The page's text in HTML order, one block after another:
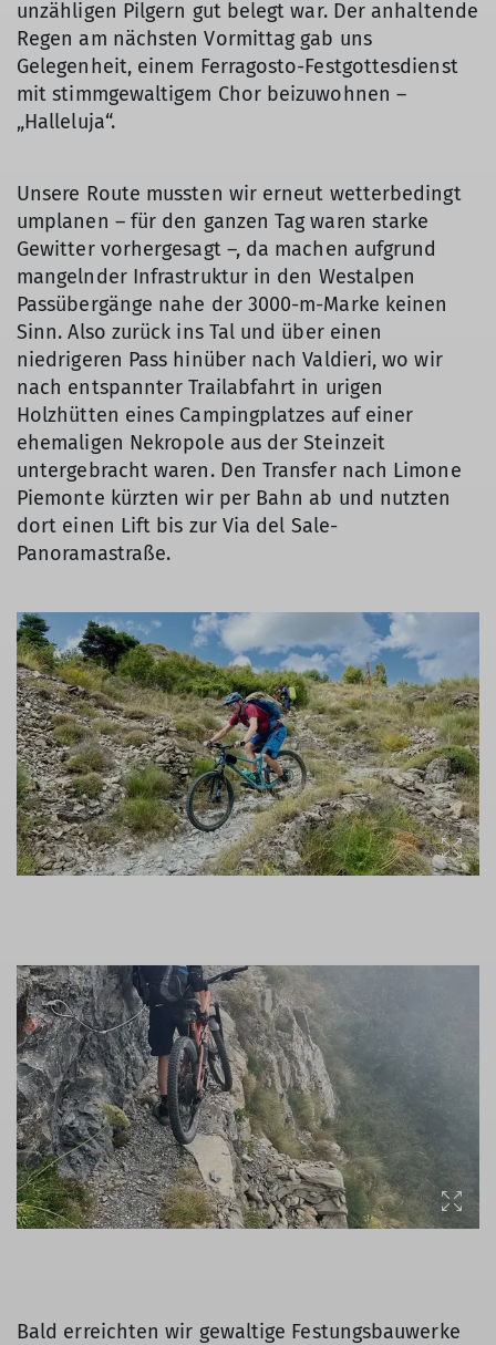
unzähligen Pilgern gut belegt war. Der anhaltende
Regen am nächsten Vormittag gab uns
Gelegenheit, einem Ferragosto-Festgottesdienst
mit stimmgewaltigem Chor beizuwohnen –
„Halleluja“.
Unsere Route mussten wir erneut wetterbedingt
umplanen – für den ganzen Tag waren starke
Gewitter vorhergesagt –, da machen aufgrund
mangelnder Infrastruktur in den Westalpen
Passübergänge nahe der 3000-m-Marke keinen
Sinn. Also zurück ins Tal und über einen
niedrigeren Pass hinüber nach Valdieri, wo wir
nach entspannter Trailabfahrt in urigen
Holzhütten eines Campingplatzes auf einer
ehemaligen Nekropole aus der Steinzeit
untergebracht waren. Den Transfer nach Limone
Piemonte kürzten wir per Bahn ab und nutzten
dort einen Lift bis zur Via del Sale-
Panoramastraße.
Bald erreichten wir gewaltige Festungsbauwerke